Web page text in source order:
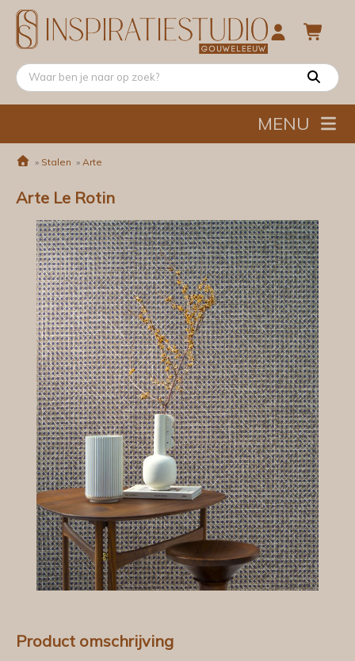
MENU
» Stalen » Arte
Arte Le Rotin
Product omschrijving